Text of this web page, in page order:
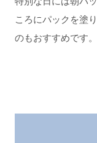
ころにパックを塗
のもおすすめです。